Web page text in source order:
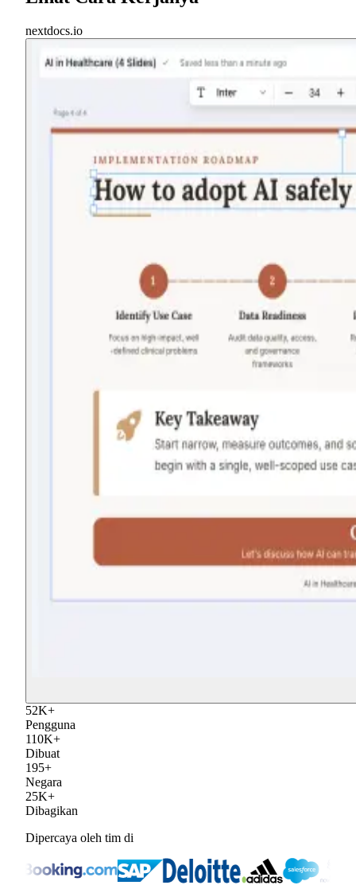
nextdocs.io
52K+
Pengguna
110K+
Dibuat
195+
Negara
25K+
Dibagikan
Dipercaya oleh tim di